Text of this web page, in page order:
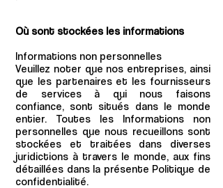
Où sont stockées les informations
Informations non personnelles
Veuillez noter que nos entreprises, ainsi
que les partenaires et les fournisseurs
de services à qui nous faisons
confiance, sont situés dans le monde
entier. Toutes les Informations non
personnelles que nous recueillons sont
stockées et traitées dans diverses
juridictions à travers le monde, aux fins
détaillées dans la présente Politique de
confidentialité.